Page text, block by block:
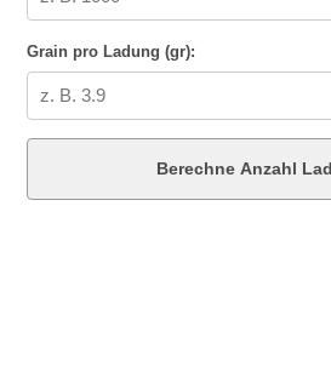
Grain pro Ladung (gr):
Berechne Anzahl